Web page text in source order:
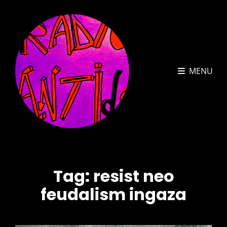
MENU
Tag: resist neo
feudalism ingaza